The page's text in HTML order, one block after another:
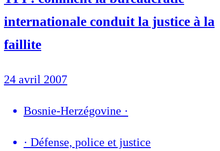
internationale conduit la justice à la
faillite
24 avril 2007
Bosnie-Herzégovine ·
· Défense, police et justice